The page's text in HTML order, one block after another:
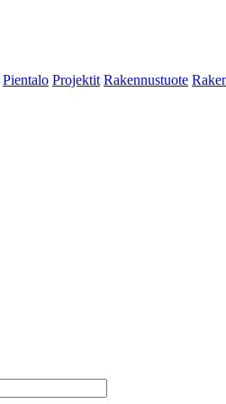
Pientalo Projektit Rakennustuote